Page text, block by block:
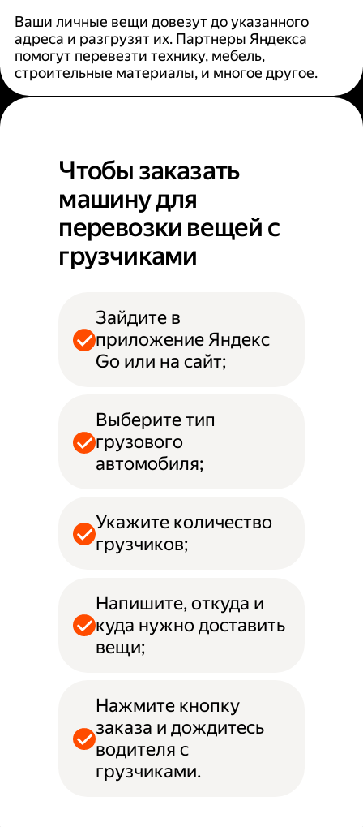
Ваши личные вещи довезут до указанного
адреса и разгрузят их. Партнеры Яндекса
помогут перевезти технику, мебель,
строительные материалы, и многое другое.
Чтобы заказать
машину для
перевозки вещей с
грузчиками
Зайдите в
приложение Яндекс
Go или на сайт;
Выберите тип
грузового
автомобиля;
Укажите количество
грузчиков;
Напишите, откуда и
куда нужно доставить
вещи;
Нажмите кнопку
заказа и дождитесь
водителя с
грузчиками.